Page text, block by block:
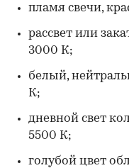
пламя свечи,
рассвет или
3000 К;
белый,
К;
дневной свет
5500 К;
голубой цвет